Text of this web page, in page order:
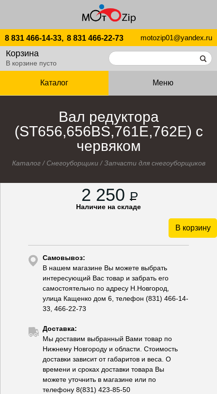
8 831 466-14-33, 8 831 466-22-73 motozip01@yandex.ru
Корзина
В корзине пусто
Каталог Меню
Вал редуктора
(ST656,656BS,761E,762E) с
червяком
Каталог/ Снегоуборщики/Запчасти для снегоуборщиков
2 250 P
Наличие на складе
В корзину
Самовывоз:
В нашем магазине Вы можете выбрать
интересующий Вас товар и забрать его
самостоятельно по адресу Н.Новгород,
улица Кащенко дом 6, телефон (831) 466-14-
33, 466-22-73
Доставка:
Мы доставим выбранный Вами товар по
Нижнему Новгороду и области. Стоимость
доставки зависит от габаритов и веса. О
времени и сроках доставки товара Вы
можете уточнить в магазине или по
телефону 8(831) 423-85-50